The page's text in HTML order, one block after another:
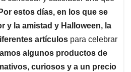
Por estos días, en los que se
y la amistad y Halloween, la
artículos para celebrar
algunos productos de
curiosos y a un precio